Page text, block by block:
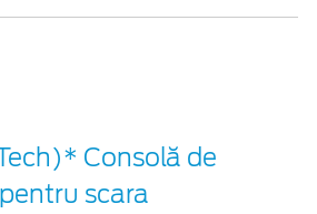
Consolă de
scara